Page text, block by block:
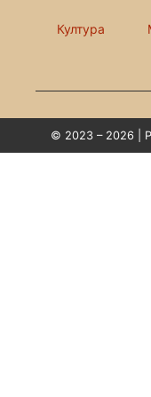
Култура
© 2023 – 2026 |